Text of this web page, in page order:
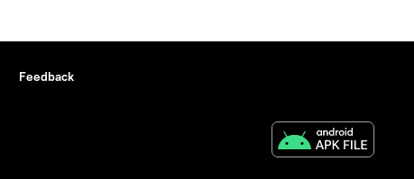
Feedback